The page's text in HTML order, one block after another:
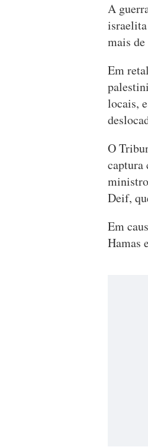
A
mais de
Em
locais,
O
Deif,
Em
Hamas